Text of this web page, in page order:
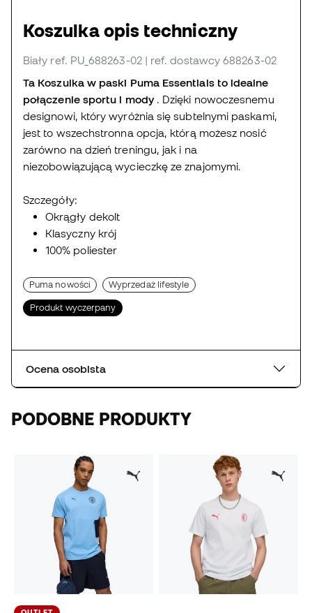
Koszulka opis techniczny
Biały ref. PU_688263-02 | ref. dostawcy 688263-02
Ta Koszulka w paski Puma Essentials to idealne
połączenie sportu i mody. Dzięki nowoczesnemu
designowi, który wyróżnia się subtelnymi paskami,
jest to wszechstronna opcja, którą możesz nosić
zarówno na dzień treningu, jak i na
niezobowiązującą wycieczkę ze znajomymi.
Szczegóły:
Okrągły dekolt
Klasyczny krój
100% poliester
Puma nowości Wyprzedaż lifestyle
Produkt wyczerpany
Ocena osobista
PODOBNE PRODUKTY